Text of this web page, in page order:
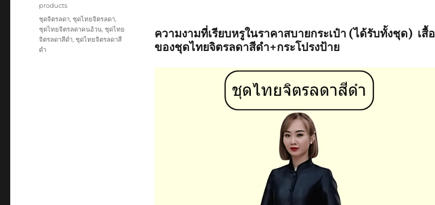
ความงามที่เรียบหรูในราคาสบายกระเป๋า (ได้รับทั้งชุด) เสื้อ
ของชุดไทยจิตรลดาสีดำ+กระโปรงป้าย
Categories
products
Tags
ชุดจิตรลดา, ชุดไทยจิตรลดา,
ชุดไทยจิตรลดาคนอ้วน, ชุดไทย
จิตรลดาสีดํา, ชุดไทยจิตรลดาสี
ดำ